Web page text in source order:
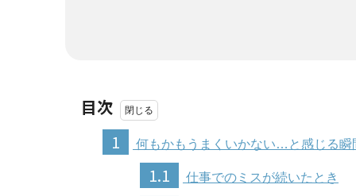
目次
1
何もかもうまくいかない…と感じる瞬
1.1 仕事でのミスが続いたとき